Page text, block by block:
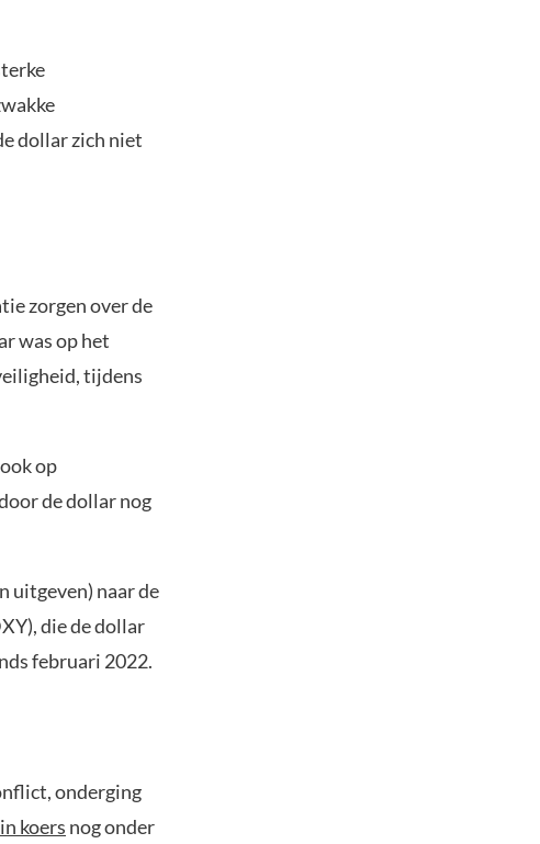
dollar zich niet
zorgen over de
was op het
tijdens
op
de dollar nog
uitgeven) naar de
die de dollar
februari 2022.
onderging
koers nog onder